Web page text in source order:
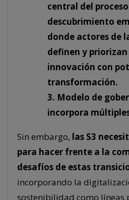
central del
descubrimiento
donde actores de
definen y
innovación con
transformación.
3. Modelo de
incorpora
Sin embargo, las S3
para hacer frente a la
desafíos de estas
incorporando la
sostenibilidad como líneas